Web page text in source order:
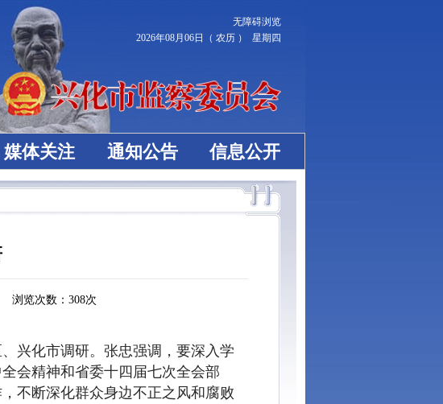
无障碍浏览
2026年08月06日（ 农历 ） 星期四
媒体关注 通知公告 信息公开
浏览次数： 308次
兴化市调研。张忠强调，要深入学
会精神和省委十四届七次全会部
不断深化群众身边不正之风和腐败